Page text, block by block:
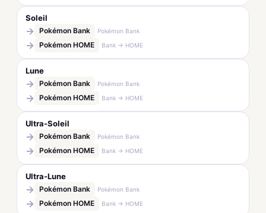
Soleil
→ Pokémon Bank Pokémon Bank
→ Pokémon HOME Bank → HOME
Lune
→ Pokémon Bank Pokémon Bank
→ Pokémon HOME Bank → HOME
Ultra-Soleil
→ Pokémon Bank Pokémon Bank
→ Pokémon HOME Bank → HOME
Ultra-Lune
→ Pokémon Bank Pokémon Bank
→ Pokémon HOME Bank → HOME